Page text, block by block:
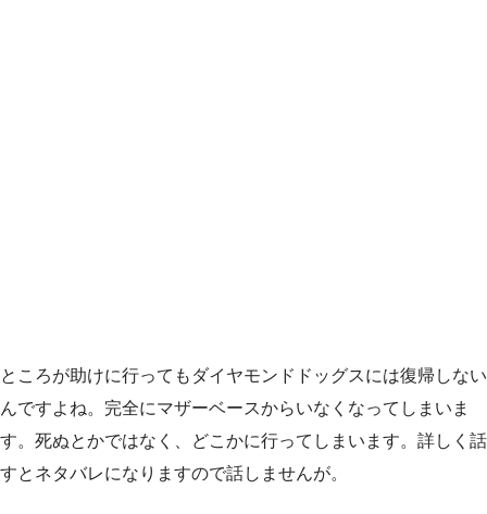
ところが助けに行ってもダイヤモンドドッグスには復帰しない
んですよね。完全にマザーベースからいなくなってしまいま
す。死ぬとかではなく、どこかに行ってしまいます。詳しく話
すとネタバレになりますので話しませんが。